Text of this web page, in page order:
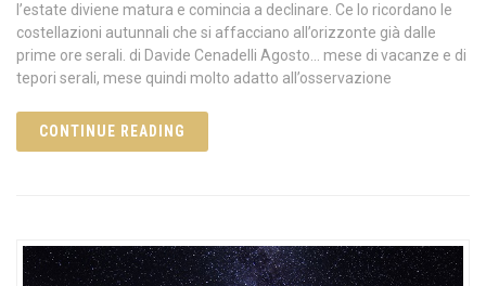
l’estate diviene matura e comincia a declinare. Ce lo ricordano le
costellazioni autunnali che si affacciano all’orizzonte già dalle
prime ore serali. di Davide Cenadelli Agosto… mese di vacanze e di
tepori serali, mese quindi molto adatto all’osservazione
CONTINUE READING